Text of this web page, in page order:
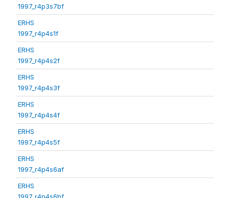
1997_r4p3s7bf
ERHS
1997_r4p4s1f
ERHS
1997_r4p4s2f
ERHS
1997_r4p4s3f
ERHS
1997_r4p4s4f
ERHS
1997_r4p4s5f
ERHS
1997_r4p4s6af
ERHS
1997_r4p4s6bf